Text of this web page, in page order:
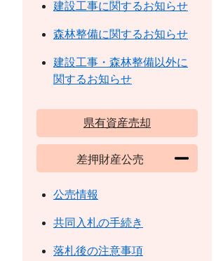
建設工事に関するお知らせ
森林整備に関するお知らせ
建設工事・森林整備以外に
関するお知らせ
県有資産売却
差押財産公売
公売情報
共同入札の手続き
落札後の注意事項